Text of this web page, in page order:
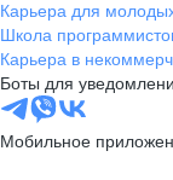
Карьера для
Школа
Карьера в
Боты для
Мобильное